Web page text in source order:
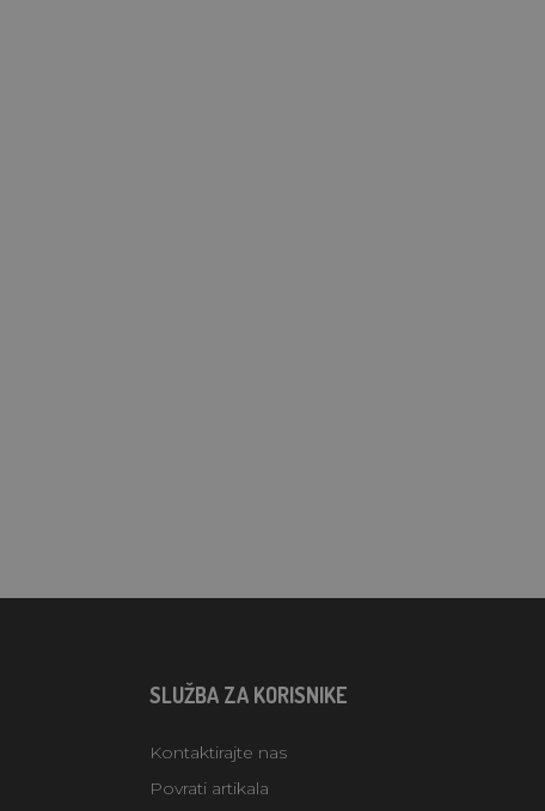
SLUŽBA ZA KORISNIKE
Kontaktirajte nas
Povrati artikala